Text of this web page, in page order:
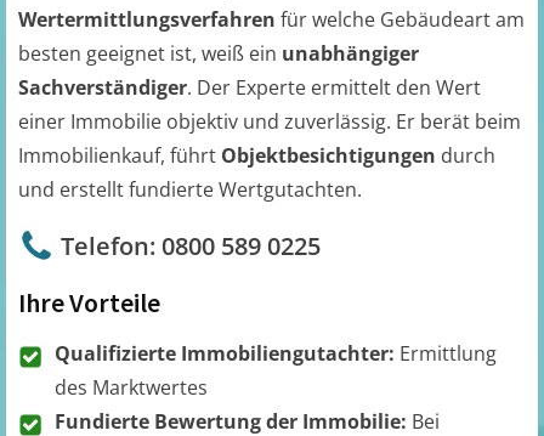
Wertermittlungsverfahren für welche Gebäudeart am
besten geeignet ist, weiß ein unabhängiger
Sachverständiger. Der Experte ermittelt den Wert
einer Immobilie objektiv und zuverlässig. Er berät beim
Immobilienkauf, führt Objektbesichtigungen durch
und erstellt fundierte Wertgutachten.
Telefon: 0800 589 0225
Ihre Vorteile
Qualifizierte Immobiliengutachter: Ermittlung
des Marktwertes
Fundierte Bewertung der Immobilie: Bei